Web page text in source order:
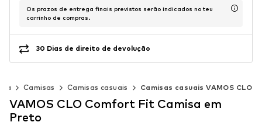
Os prazos de entrega finais previstos serão indicados no teu
carrinho de compras.
30 Dias de direito de devolução
Camisas Camisas casuais Camisas casuais VAMOS CLO
VAMOS CLO Comfort Fit Camisa em
Preto